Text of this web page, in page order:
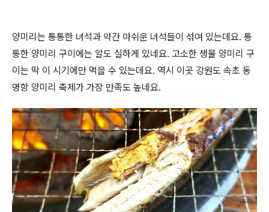
양미리는 통통한 녀석과 약간 아쉬운 녀석들이 섞여 있는데요. 통
통한 양미리 구이에는 알도 실하게 있네요. 고소한 생물 양미리 구
이는 딱 이 시기에만 먹을 수 있는데요. 역시 이곳 강원도 속초 동
명항 양미리 축제가 가장 만족도 높네요.